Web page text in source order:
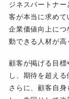
ジネスパートナ
客が本当に求め
企業価値向上に
動できる人材が高
顧客が掲げる目
し、期待を超え
さらに、顧客自